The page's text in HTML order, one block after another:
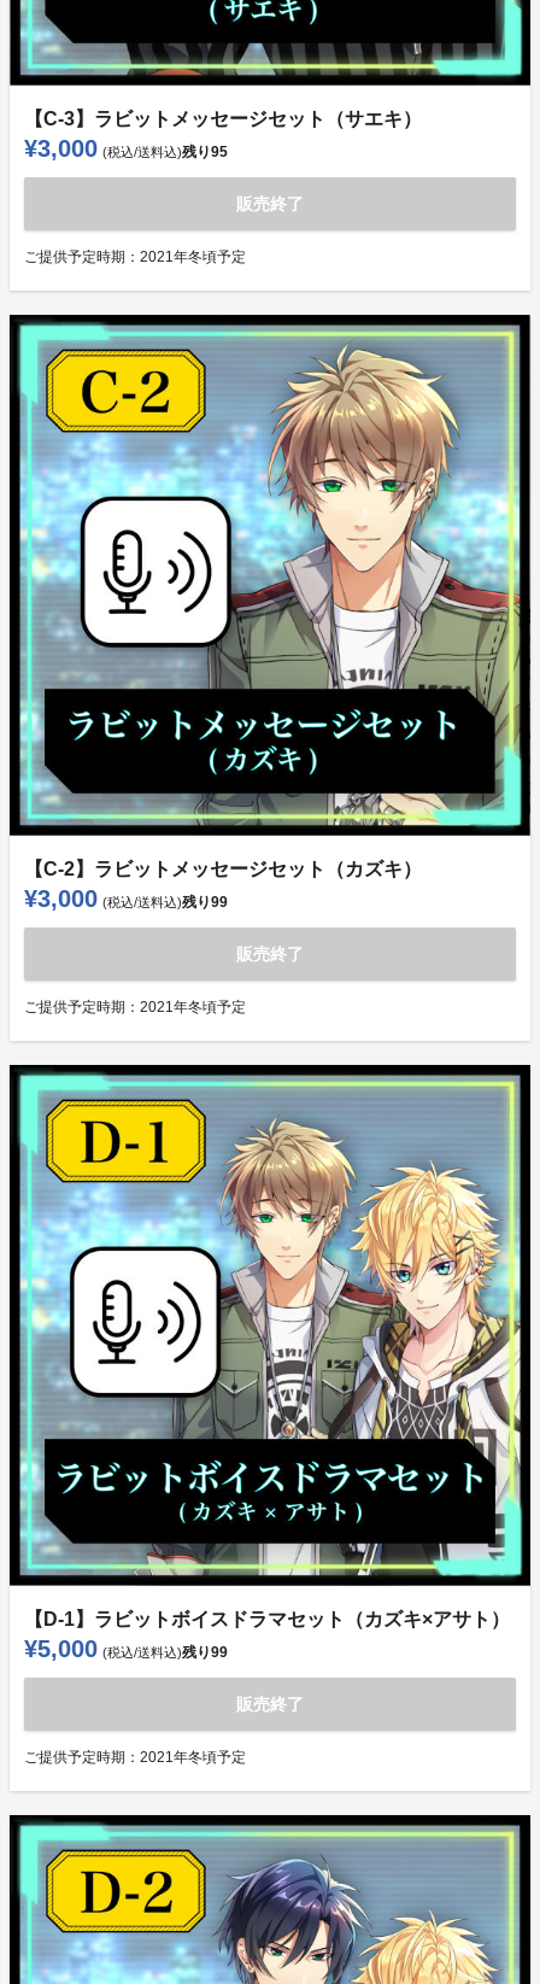
【C-3】ラビットメッセージセット（サエキ）
¥3,000 (税込/送料込)残り95
販売終了
ご提供予定時期： 2021年冬頃予定
【C-2】ラビットメッセージセット（カズキ）
¥3,000 (税込/送料込)残り99
販売終了
ご提供予定時期： 2021年冬頃予定
【D-1】ラビットボイスドラマセット（カズキ×アサト）
¥5,000 (税込/送料込)残り99
販売終了
ご提供予定時期： 2021年冬頃予定